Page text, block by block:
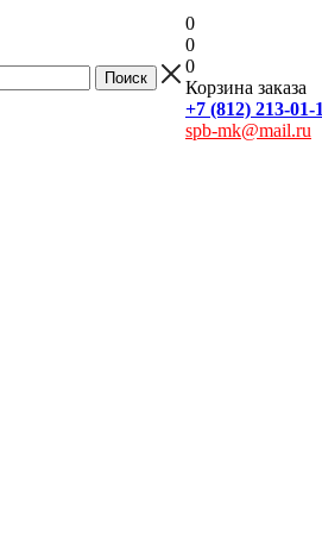
0
0
0
Корзина заказа
+7 (812) 213-01-
spb-mk@mail.ru